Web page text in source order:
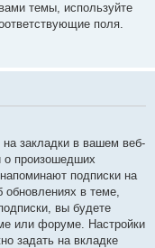
темы, используйте
поля.
закладки в вашем веб-
о произошедших
подписки на
в теме,
вы будете
или форуме. Настройки
задать на вкладке